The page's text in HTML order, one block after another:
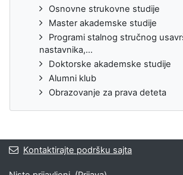
Osnovne strukovne studije
Master akademske studije
Programi stalnog stručnog
nastavnika,...
Doktorske akademske studije
Alumni klub
Obrazovanje za prava deteta
Kontaktirajte podršku sajta